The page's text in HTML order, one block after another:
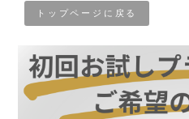
トップページに戻る